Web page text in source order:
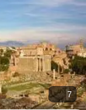
7